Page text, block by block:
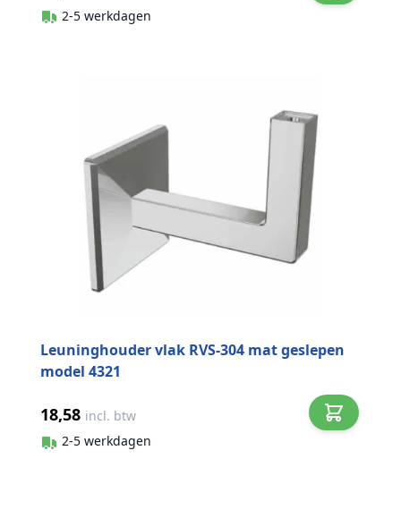
2-5 werkdagen
Leuninghouder vlak RVS-304 mat geslepen
model 4321
18,58 incl. btw
2-5 werkdagen